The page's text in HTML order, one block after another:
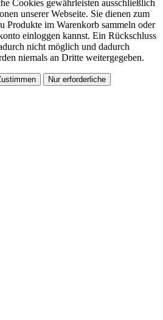
Cookies gewährleisten ausschließlich
unserer Webseite. Sie dienen zum
Produkte im Warenkorb sammeln oder
einloggen kannst. Ein Rückschluss
nicht möglich und dadurch
niemals an Dritte weitergegeben.
Nur erforderliche